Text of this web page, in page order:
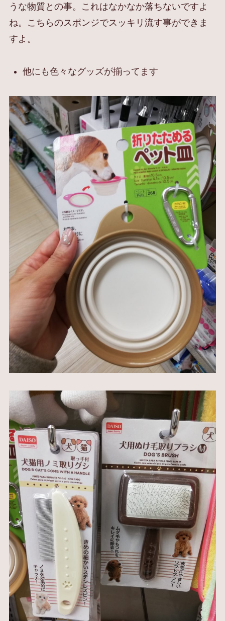
うな物質との事。これはなかなか落ちないですよ
ね。こちらのスポンジでスッキリ流す事ができま
すよ。
他にも色々なグッズが揃ってます